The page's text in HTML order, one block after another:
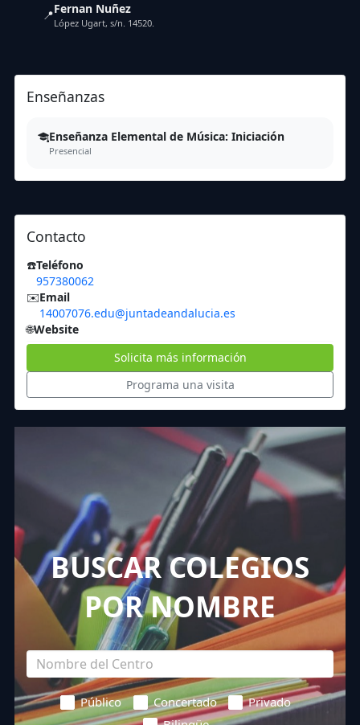
📍Fernan Nuñez
López Ugart, s/n. 14520.
Enseñanzas
Enseñanza Elemental de Música: Iniciación
Presencial
Contacto
☎️Teléfono
957380062
✉️Email
14007076.edu@juntadeandalucia.es
🌐Website
Solicita más información
Programa una visita
BUSCAR COLEGIOS
POR NOMBRE
Público Concertado
Privado